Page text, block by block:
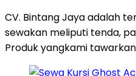
CV. Bintang Jaya adalah
sewakan meliputi tenda,
Produk yangkami